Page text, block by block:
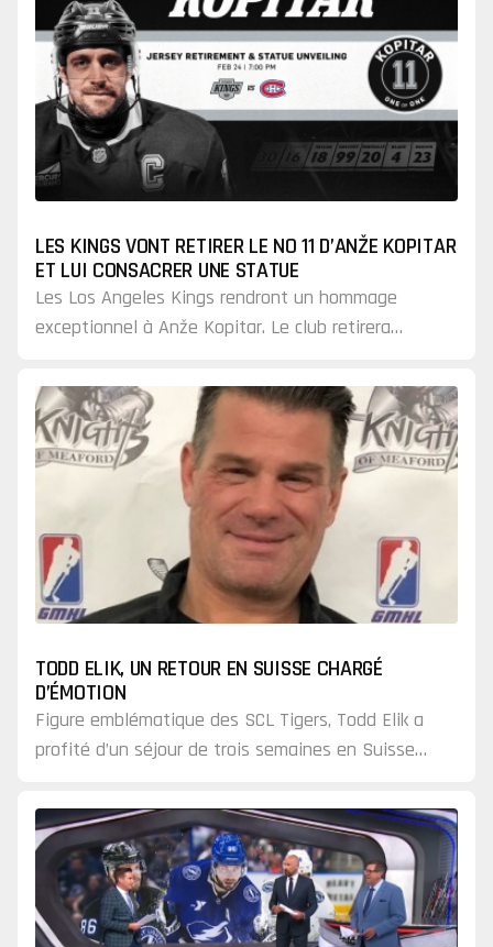
LES KINGS VONT RETIRER LE NO 11 D’ANŽE KOPITAR
ET LUI CONSACRER UNE STATUE
Les Los Angeles Kings rendront un hommage
exceptionnel à Anže Kopitar. Le club retirera
statue en bronze à…
TODD ELIK, UN RETOUR EN SUISSE CHARGÉ
D’ÉMOTION
Figure emblématique des SCL Tigers, Todd Elik a
profité d’un séjour de trois semaines en Suisse
rendre…